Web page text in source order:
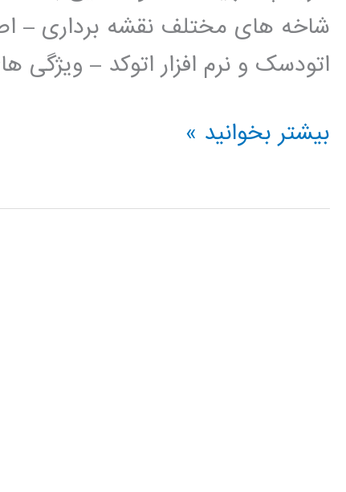
شاخه های مختلف نقشه برداری –
اتودسک و نرم افزار اتوکد –
فیلم
فارسی
بیشتر بخوانید »